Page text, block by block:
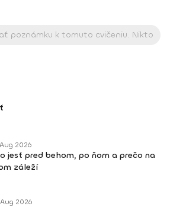
2026
jesť pred behom, po ňom a prečo na
záleží
2026